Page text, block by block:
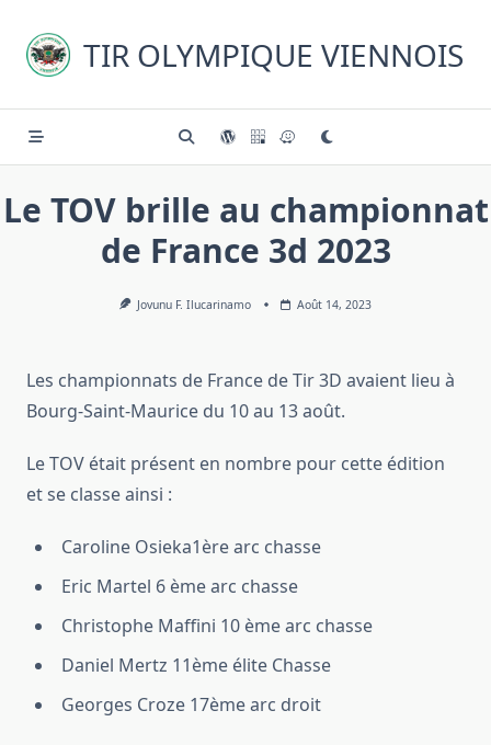
content
TIR OLYMPIQUE VIENNOIS
Le TOV brille au championnat
de France 3d 2023
Jovunu F. Ilucarinamo Août 14, 2023
Les championnats de France de Tir 3D avaient lieu à
Bourg-Saint-Maurice du 10 au 13 août.
Le TOV était présent en nombre pour cette édition
et se classe ainsi :
Caroline Osieka1ère arc chasse
Eric Martel 6 ème arc chasse
Christophe Maffini 10 ème arc chasse
Daniel Mertz 11ème élite Chasse
Georges Croze 17ème arc droit